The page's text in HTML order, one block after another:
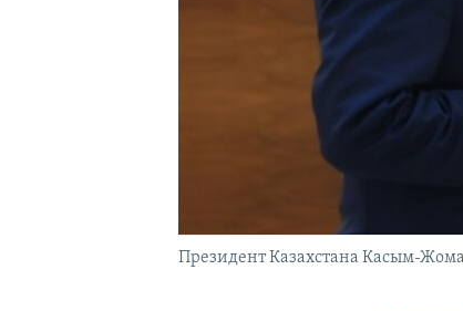
Президент Казахстана Касым-